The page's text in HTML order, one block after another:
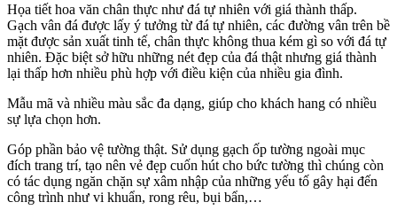
Họa tiết hoa văn chân thực như đá tự nhiên với giá thành thấp.
Gạch vân đá được lấy ý tưởng từ đá tự nhiên, các đường vân trên bề
mặt được sản xuất tinh tế, chân thực không thua kém gì so với đá tự
nhiên. Đặc biệt sở hữu những nét đẹp của đá thật nhưng giá thành
lại thấp hơn nhiều phù hợp với điều kiện của nhiều gia đình.
Mẫu mã và nhiều màu sắc đa dạng, giúp cho khách hang có nhiều
sự lựa chọn hơn.
Góp phần bảo vệ tường thật. Sử dụng gạch ốp tường ngoài mục
đích trang trí, tạo nên vẻ đẹp cuốn hút cho bức tường thì chúng còn
có tác dụng ngăn chặn sự xâm nhập của những yếu tố gây hại đến
công trình như vi khuẩn, rong rêu, bụi bẩn,…